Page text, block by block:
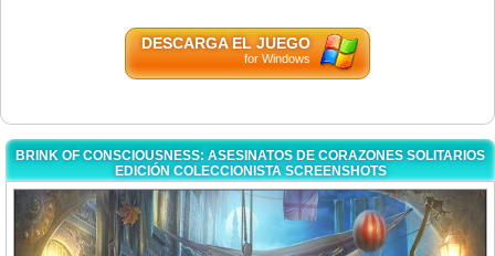
DESCARGA EL JUEGO
for Windows
BRINK OF CONSCIOUSNESS: ASESINATOS DE CORAZONES SOLITARIOS
EDICIÓN COLECCIONISTA SCREENSHOTS